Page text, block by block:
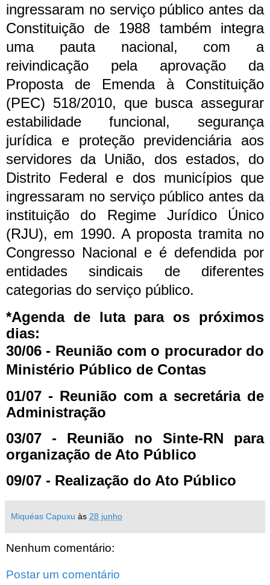
ingressaram no serviço público antes da
Constituição de 1988 também integra
uma pauta nacional, com a
reivindicação pela aprovação da
Proposta de Emenda à Constituição
(PEC) 518/2010, que busca assegurar
estabilidade funcional, segurança
jurídica e proteção previdenciária aos
servidores da União, dos estados, do
Distrito Federal e dos municípios que
ingressaram no serviço público antes da
instituição do Regime Jurídico Único
(RJU), em 1990. A proposta tramita no
Congresso Nacional e é defendida por
entidades sindicais de diferentes
categorias do serviço público.
*Agenda de luta para os próximos
dias:
30/06 - Reunião com o procurador do
Ministério Público de Contas
01/07 - Reunião com a secretária de
Administração
03/07 - Reunião no Sinte-RN para
organização de Ato Público
09/07 - Realização do Ato Público
Miquéas Capuxu às 28 junho
Nenhum comentário:
Postar um comentário